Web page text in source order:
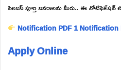
సిలబస్ పూర్తి వివరాలను మీరు.. ఈ నోటిఫికేషన్
Notification PDF 1Notification
Apply Online